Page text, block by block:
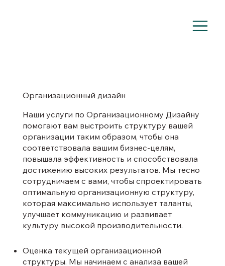
Организационный дизайн
Наши услуги по Организационному Дизайну
помогают вам выстроить структуру вашей
организации таким образом, чтобы она
соответствовала вашим бизнес-целям,
повышала эффективность и способствовала
достижению высоких результатов. Мы тесно
сотрудничаем с вами, чтобы спроектировать
оптимальную организационную структуру,
которая максимально использует таланты,
улучшает коммуникацию и развивает
культуру высокой производительности.
Оценка текущей организационной
структуры. Мы начинаем с анализа вашей